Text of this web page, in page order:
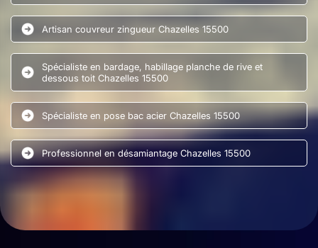
Artisan couvreur zingueur Chazelles 15500
Spécialiste en bardage, habillage planche de rive et
dessous toit Chazelles 15500
Spécialiste en pose bac acier Chazelles 15500
Professionnel en désamiantage Chazelles 15500